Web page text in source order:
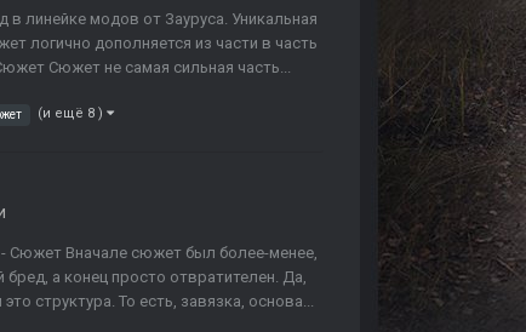
линейке модов от Зауруса. Уникальная
логично дополняется из части в часть
Сюжет не самая сильная часть...
(и ещё 8 )
- Сюжет Вначале сюжет был более-менее,
а конец просто отвратителен. Да,
структура. То есть, завязка, основа...